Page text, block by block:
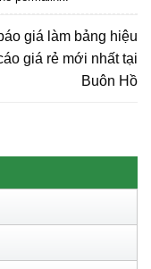
giá làm bảng hiệu
giá rẻ mới nhất tại
Buôn Hồ